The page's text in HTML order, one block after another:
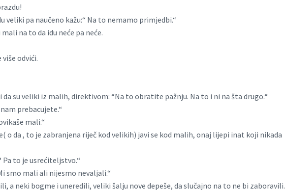
veliki pa naučeno kažu:“ Na to nemamo primjedbi.“
na to da idu neće pa neće.
odvići.
su veliki iz malih, direktivom: “Na to obratite pažnju. Na to i ni na šta drugo.“
prebacujete.“
mali.“
o da , to je zabranjena riječ kod velikih) javi se kod malih, onaj lijepi inat koji nikada
to je usrećiteljstvo.“
smo mali ali nijesmo nevaljali.“
a neki bogme i uneredili, veliki šalju nove depeše, da slučajno na to ne bi zaboravili.